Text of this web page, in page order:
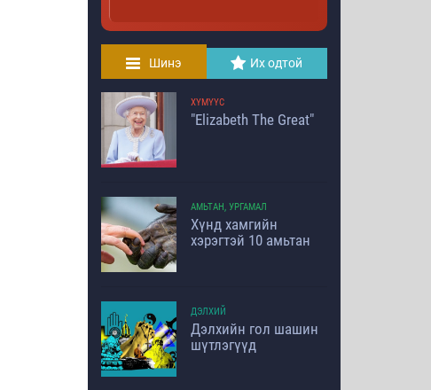
Шинэ Их одтой
ХҮМҮҮС
"Elizabeth The Great"
АМЬТАН, УРГАМАЛ
Хүнд хамгийн
хэрэгтэй 10 амьтан
ДЭЛХИЙ
Дэлхийн гол шашин
шүтлэгүүд